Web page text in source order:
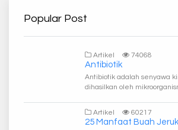
Popular Post
Artikel 74068
Antibiotik
Antibiotik adalah senyawa
dihasilkan oleh
Artikel 60217
25 Manfaat Buah